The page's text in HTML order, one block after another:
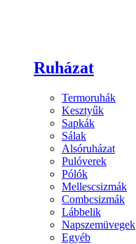
Ruházat
Termoruhák
Kesztyűk
Sapkák
Sálak
Alsóruházat
Pulóverek
Pólók
Mellescsizmák
Combcsizmák
Lábbelik
Napszemüvegek
Egyéb